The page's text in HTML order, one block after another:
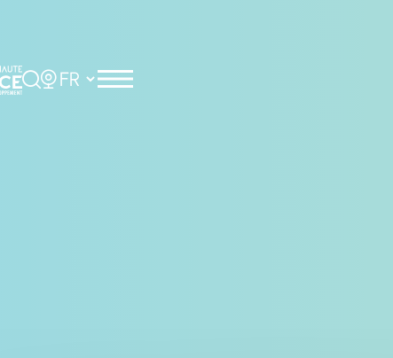
Rechercher
Choisir la langue